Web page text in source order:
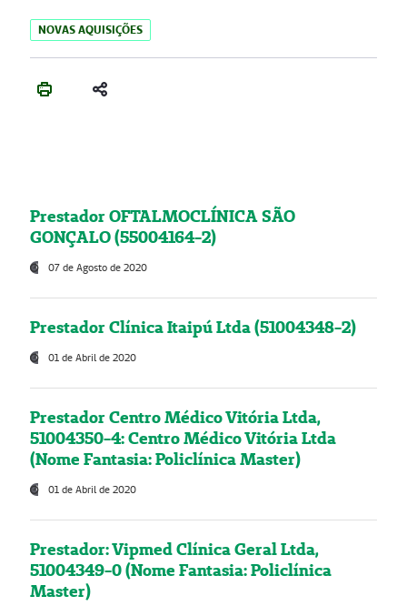
NOVAS AQUISIÇÕES
Prestador OFTALMOCLÍNICA SÃO
GONÇALO (55004164-2)
07 de Agosto de 2020
Prestador Clínica Itaipú Ltda (51004348-2)
01 de Abril de 2020
Prestador Centro Médico Vitória Ltda,
51004350-4: Centro Médico Vitória Ltda
(Nome Fantasia: Policlínica Master)
01 de Abril de 2020
Prestador: Vipmed Clínica Geral Ltda,
51004349-0 (Nome Fantasia: Policlínica
Master)